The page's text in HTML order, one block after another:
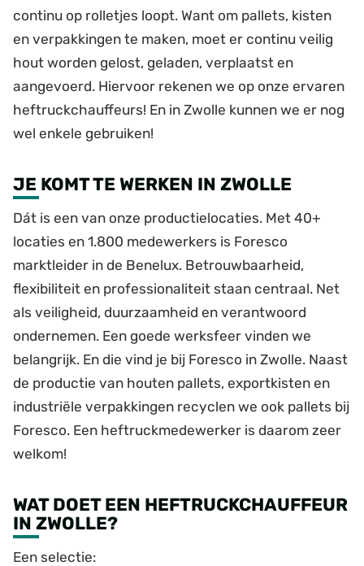
continu op rolletjes loopt. Want om pallets, kisten
en verpakkingen te maken, moet er continu veilig
hout worden gelost, geladen, verplaatst en
aangevoerd. Hiervoor rekenen we op onze ervaren
heftruckchauffeurs! En in Zwolle kunnen we er nog
wel enkele gebruiken!
JE KOMT TE WERKEN IN ZWOLLE
Dát is een van onze productielocaties. Met 40+
locaties en 1.800 medewerkers is Foresco
marktleider in de Benelux. Betrouwbaarheid,
flexibiliteit en professionaliteit staan centraal. Net
als veiligheid, duurzaamheid en verantwoord
ondernemen. Een goede werksfeer vinden we
belangrijk. En die vind je bij Foresco in Zwolle. Naast
de productie van houten pallets, exportkisten en
industriële verpakkingen recyclen we ook pallets bij
Foresco. Een heftruckmedewerker is daarom zeer
welkom!
WAT DOET EEN HEFTRUCKCHAUFFEUR
IN ZWOLLE?
Een selectie: